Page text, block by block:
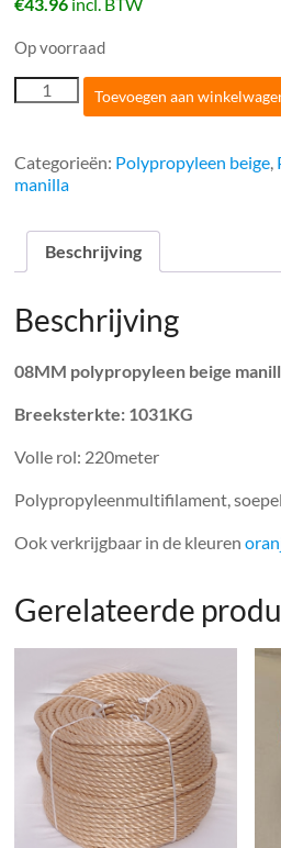
Op voorraad
08MM
polypropyleen
(per
rol
aantal
Toevoegen aan
Categorieën: Polypropyleen beige,
manilla
Beschrijving
Beschrijving
08MM polypropyleen beige
Breeksterkte: 1031KG
Volle rol: 220meter
Polypropyleenmultifilament,
Ook verkrijgbaar in de kleuren
Gerelateerde